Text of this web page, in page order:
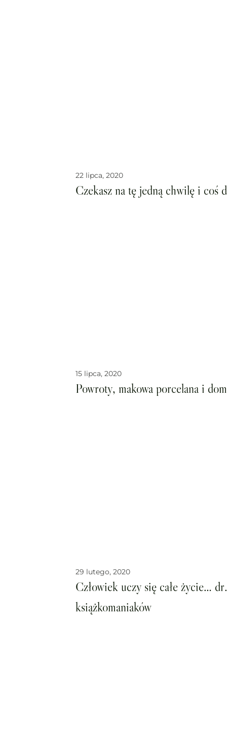
22 lipca, 2020
Czekasz na tę jedną chwilę i coś
15 lipca, 2020
Powroty, makowa porcelana i
29 lutego, 2020
Człowiek uczy się całe życie…
książkomaniaków